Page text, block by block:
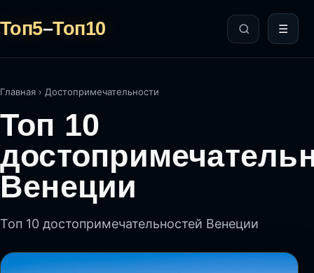
Топ5–Топ10 ☰
Главная › Достопримечательности
Топ 10
Венеции
Топ 10 достопримечательностей Венеции